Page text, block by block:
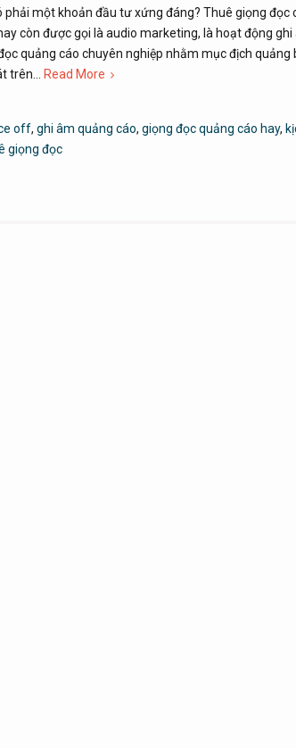
phải một khoản đầu tư xứng đáng? Thuê giọng
còn được gọi là audio marketing, là hoạt động
quảng cáo chuyên nghiệp nhằm mục địch
trên… Read More
off, ghi âm quảng cáo, giọng đọc quảng cáo hay,
giọng đọc